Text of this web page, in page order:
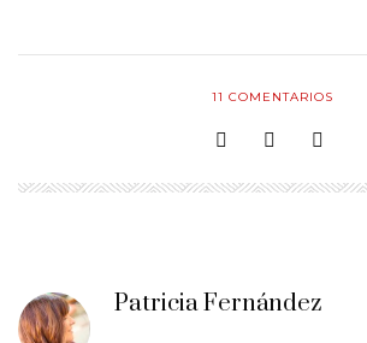
11 COMENTARIOS
Patricia Fernández